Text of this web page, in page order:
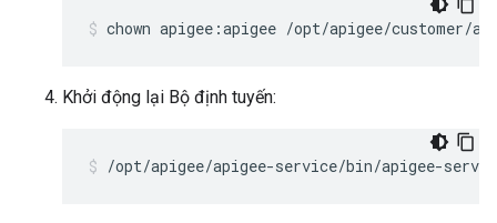
chown apigee:apigee /opt/apigee/customer/
Khởi động lại Bộ định tuyến:
/opt/apigee/apigee-service/bin/apigee-